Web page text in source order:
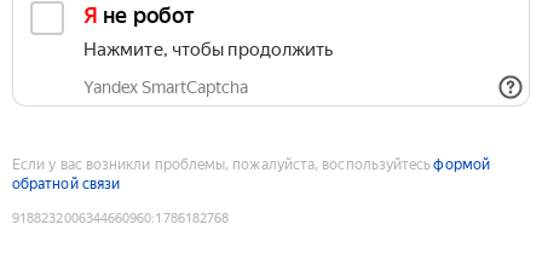
Я не робот
Нажмите, чтобы продолжить
Yandex SmartCaptcha
Если у вас возникли проблемы, пожалуйста, воспользуйтесьформой
обратной связи
9188232006344660960:1786182768